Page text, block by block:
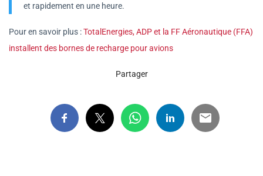
et rapidement en une heure.
Pour en savoir plus :TotalEnergies, ADP et la FF Aéronautique (FFA)
installent des bornes de recharge pour avions
Partager